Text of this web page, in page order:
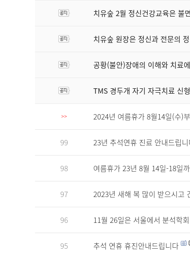
치유숲 2월 정신건강교육은 불
치유숲 원장은 정신과 전문의
공황(불안)장애의 이해와 치료
TMS 경두개 자기 자극치료 신
>> 2024년 여름휴가 8월14일(수)
99 23년 추석연휴 진료 안내드립
98 여름휴가 23년 8월 14일-18일
97 2023년 새해 복 많이 받으시고
96 11월 26일은 서울에서 분석학
95 추석 연휴 휴진안내드립니다